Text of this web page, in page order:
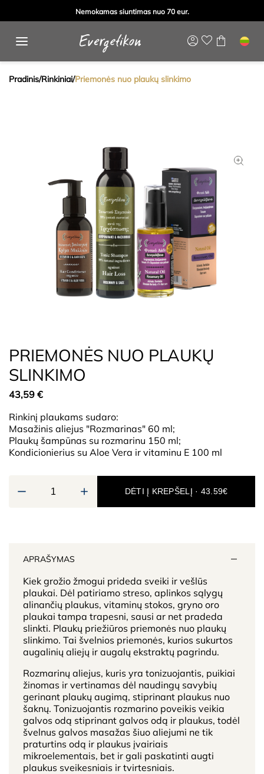
Nemokamas siuntimas nuo 70 eur.
Pradinis/Rinkiniai/Priemonės nuo plaukų slinkimo
PRIEMONĖS NUO PLAUKŲ
SLINKIMO
43,59 €
Rinkinį plaukams sudaro:
Masažinis aliejus "Rozmarinas" 60 ml;
Plaukų šampūnas su rozmarinu 150 ml;
Kondicionierius su Aloe Vera ir vitaminu E 100 ml
DĖTI Į KREPŠELĮ · 43.59€
APRAŠYMAS
Kiek grožio žmogui prideda sveiki ir vešlūs
plaukai. Dėl patiriamo streso, aplinkos sąlygų
alinančių plaukus, vitaminų stokos, gryno oro
plaukai tampa trapesni, sausi ar net pradeda
slinkti. Plaukų priežiūros priemonės nuo plaukų
slinkimo. Tai švelnios priemonės, kurios sukurtos
augalinių aliejų ir augalų ekstraktų pagrindu.
Rozmarinų aliejus, kuris yra tonizuojantis, puikiai
žinomas ir vertinamas dėl naudingų savybių
gerinant plaukų augimą, stiprinant plaukus nuo
šaknų. Tonizuojantis rozmarino poveikis veikia
galvos odą stiprinant galvos odą ir plaukus, todėl
švelnus galvos masažas šiuo aliejumi ne tik
praturtins odą ir plaukus įvairiais
mikroelementais, bet ir gali paskatinti augti
plaukus sveikesniais ir tvirtesniais.